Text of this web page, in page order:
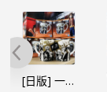
[日版] 一番賞 FULL FORCE F賞 2020.0722 紀念馬克杯